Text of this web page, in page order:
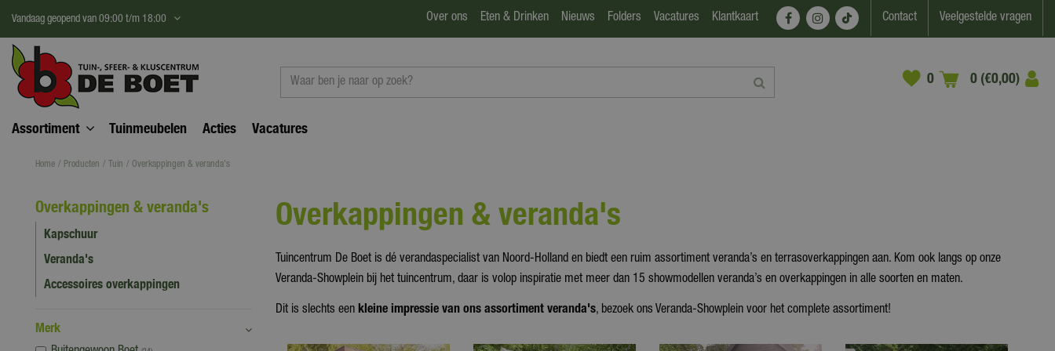
content
Home Producten Tuin Overkappingen & veranda's
Vandaag geopend van 09:00 t/m 18:00 Over ons Eten & Drinken Nieuws Folders Vacatures Klantkaart Contact Veelgestelde vragen
0 (€0,00)
Assortiment Tuinmeubelen Acties Vacatures
Overkappingen & veranda's
Tuincentrum De Boet is dé verandaspecialist van Noord-Holland en biedt een ruim assortiment veranda’s en terrasoverkappingen aan. Kom ook langs op onze
Veranda-Showplein bij het tuincentrum, daar is volop inspiratie met meer dan 15 showmodellen veranda’s en overkappingen in alle soorten en maten.
Dit is slechts een kleine impressie van ons assortiment veranda's, bezoek ons Veranda-Showplein voor het complete assortiment!
Overkappingen & veranda's
Kapschuur
Veranda's
Accessoires overkappingen
Merk